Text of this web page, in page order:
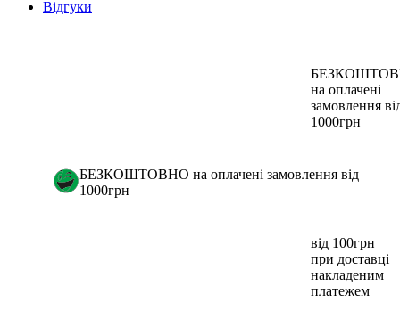
Відгуки
на оплачені
замовлення
1000грн
БЕЗКОШТОВНО на оплачені замовлення від
1000грн
від 100грн
при доставці
накладеним
платежем